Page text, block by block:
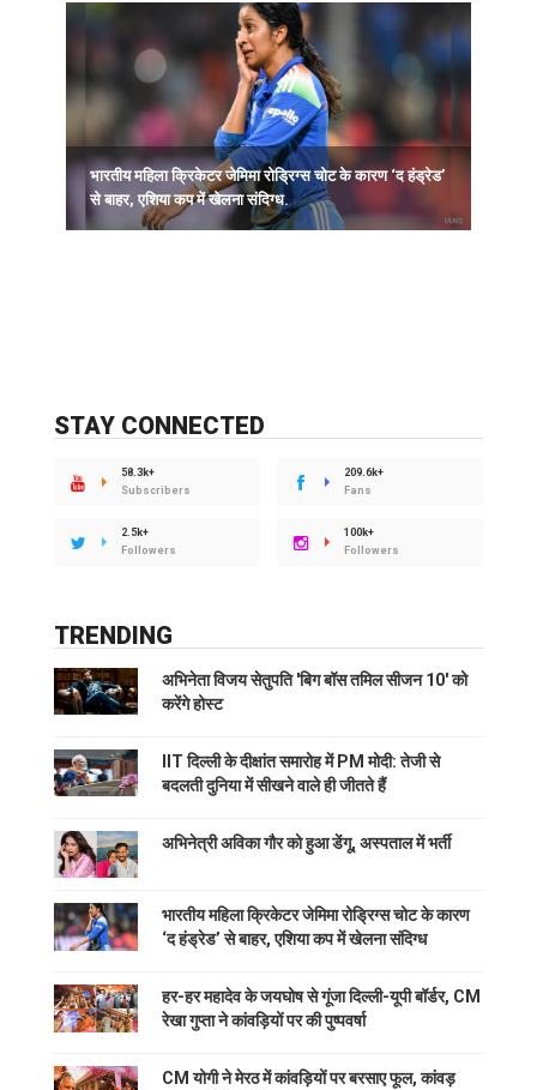
भारतीय महिला क्रिकेटर जेमिमा रोड्रिग्स चोट के कारण ‘द हंड्रेड’
से बाहर, एशिया कप में खेलना संदिग्ध.
STAY CONNECTED
58.3k+
Subscribers
209.6k+
Fans
2.5k+
Followers
100k+
Followers
TRENDING
अभिनेता विजय सेतुपति 'बिग बॉस तमिल सीजन 10' को
करेंगे होस्ट
IIT दिल्ली के दीक्षांत समारोह में PM मोदी: तेजी से
बदलती दुनिया में सीखने वाले ही जीतते हैं
अभिनेत्री अविका गौर को हुआ डेंगू, अस्पताल में भर्ती
भारतीय महिला क्रिकेटर जेमिमा रोड्रिग्स चोट के कारण
‘द हंड्रेड’ से बाहर, एशिया कप में खेलना संदिग्ध
हर-हर महादेव के जयघोष से गूंजा दिल्ली-यूपी बॉर्डर, CM
रेखा गुप्ता ने कांवड़ियों पर की पुष्पवर्षा
CM योगी ने मेरठ में कांवड़ियों पर बरसाए फूल, कांवड़